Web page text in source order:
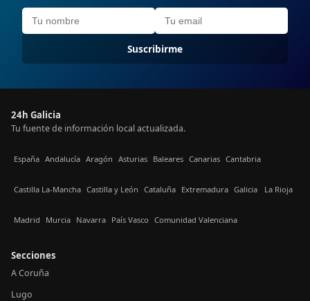
Suscribirme
24h Galicia
Tu fuente de información local actualizada.
España Andalucía Aragón Asturias Baleares Canarias Cantabria
Castilla La-Mancha Castilla y León Cataluña Extremadura Galicia La Rioja
Madrid Murcia Navarra País Vasco Comunidad Valenciana
Secciones
A Coruña
Lugo